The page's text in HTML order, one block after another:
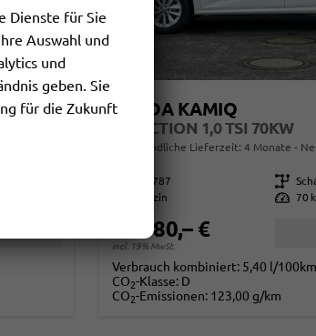
SKODA KAMIQ
SELECTION 1,0 TSI 70KW
unverbindliche Lieferzeit: 4 Monate
859787 Getriebe
Benzin Leistung 70
21.580,– €
incl. 19% MwSt.
Verbrauch kombiniert: 5,40 l/100km
CO2-Klasse: D
CO2-Emissionen: 123,00 g/km
Dienste für Sie
Auswahl und
und
geben. Sie
für die Zukunft